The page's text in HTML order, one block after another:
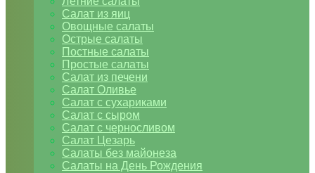
Салат из яиц
Овощные салаты
Острые салаты
Постные салаты
Простые салаты
Салат из печени
Салат Оливье
Салат с сухариками
Салат с сыром
Салат с черносливом
Салат Цезарь
Салаты без майонеза
Салаты на День Рождения